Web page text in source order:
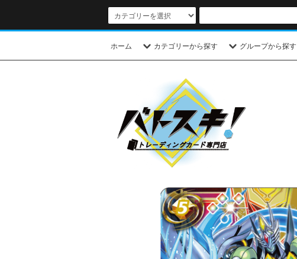
ホーム カテゴリーから探す グループから探す